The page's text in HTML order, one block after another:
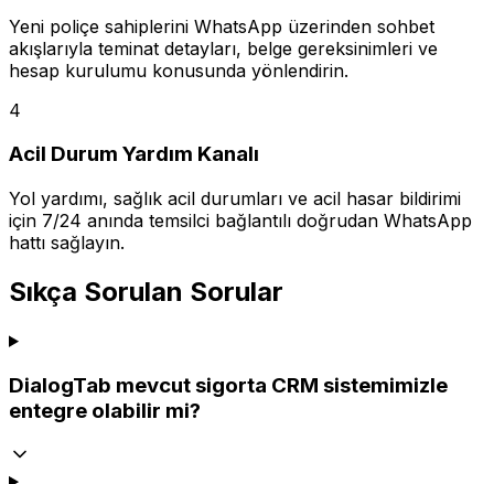
Yeni poliçe sahiplerini WhatsApp üzerinden sohbet
akışlarıyla teminat detayları, belge gereksinimleri ve
hesap kurulumu konusunda yönlendirin.
4
Acil Durum Yardım Kanalı
Yol yardımı, sağlık acil durumları ve acil hasar bildirimi
için 7/24 anında temsilci bağlantılı doğrudan WhatsApp
hattı sağlayın.
Sıkça Sorulan Sorular
DialogTab mevcut sigorta CRM sistemimizle
entegre olabilir mi?